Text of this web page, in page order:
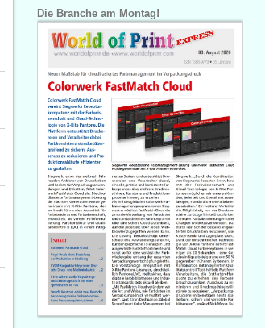
Die Branche am Montag!